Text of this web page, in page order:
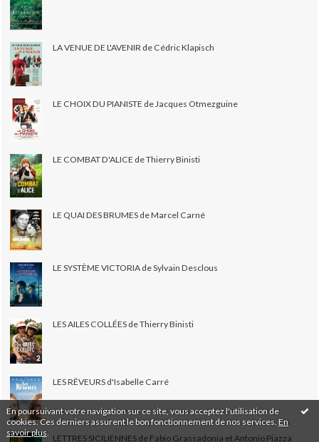
En poursuivant votre navigation sur ce site, vous acceptez l'utilisation de
cookies. Ces derniers assurent le bon fonctionnement de nos services. En
savoir plus
LA VENUE DE L'AVENIR de Cédric Klapisch
LE CHOIX DU PIANISTE de Jacques Otmezguine
LE COMBAT D'ALICE de Thierry Binisti
LE QUAI DES BRUMES de Marcel Carné
LE SYSTÈME VICTORIA de Sylvain Desclous
LES AILES COLLÉES de Thierry Binisti
LES RÊVEURS d'Isabelle Carré
LETTRES SICILIENNES de Fabio Grassadonia et Antonio Piazza